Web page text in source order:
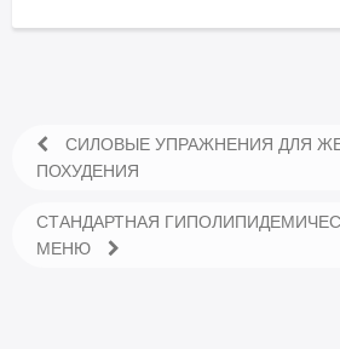
СИЛОВЫЕ УПРАЖНЕНИЯ ДЛЯ
ПОХУДЕНИЯ
СТАНДАРТНАЯ
МЕНЮ